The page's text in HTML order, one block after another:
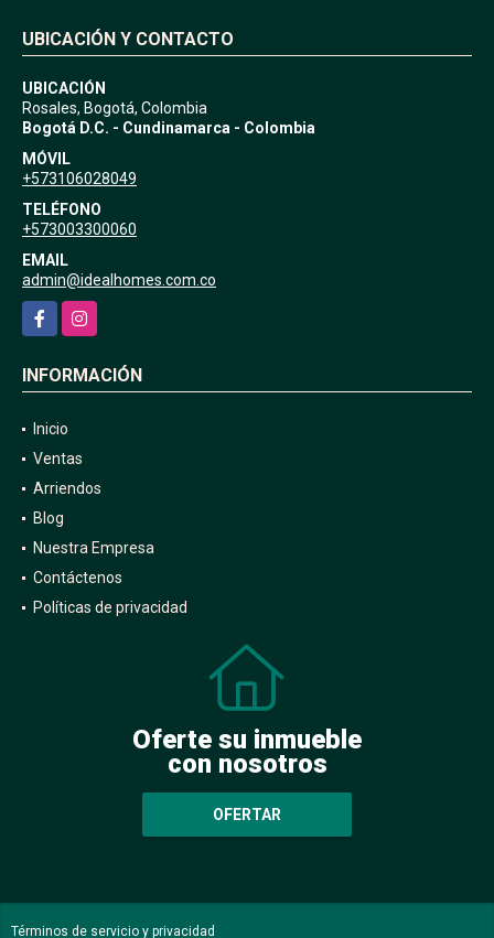
UBICACIÓN Y CONTACTO
UBICACIÓN
Rosales, Bogotá, Colombia
Bogotá D.C. - Cundinamarca - Colombia
MÓVIL
+573106028049
TELÉFONO
+573003300060
EMAIL
admin@idealhomes.com.co
FacebookInstagram
INFORMACIÓN
Inicio
Ventas
Arriendos
Blog
Nuestra Empresa
Contáctenos
Políticas de privacidad
Oferte su inmueble
con nosotros
OFERTAR
Términos de servicio y privacidad